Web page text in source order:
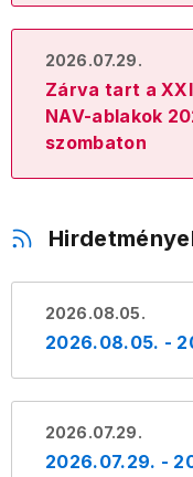
2026.07.29.
Zárva tart a
NAV-ablakok
szombaton
2026.08.05.
2026.08.05. -
2026.07.29.
2026.07.29. -